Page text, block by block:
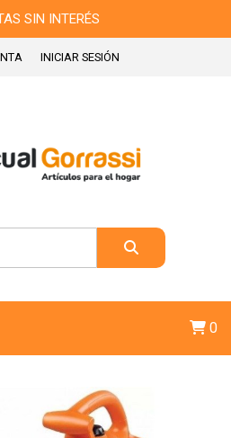
SIN INTERÉS
INICIAR SESIÓN
0